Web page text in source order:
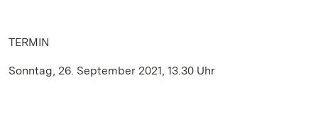
TERMIN
Sonntag, 26. September 2021, 13.30 Uhr